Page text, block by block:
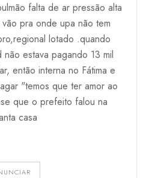
falta de ar pressão alta
pra onde upa não tem
lotado .quando
estava pagando 13 mil
então interna no Fátima e
"temos que ter amor ao
que o prefeito falou na
casa